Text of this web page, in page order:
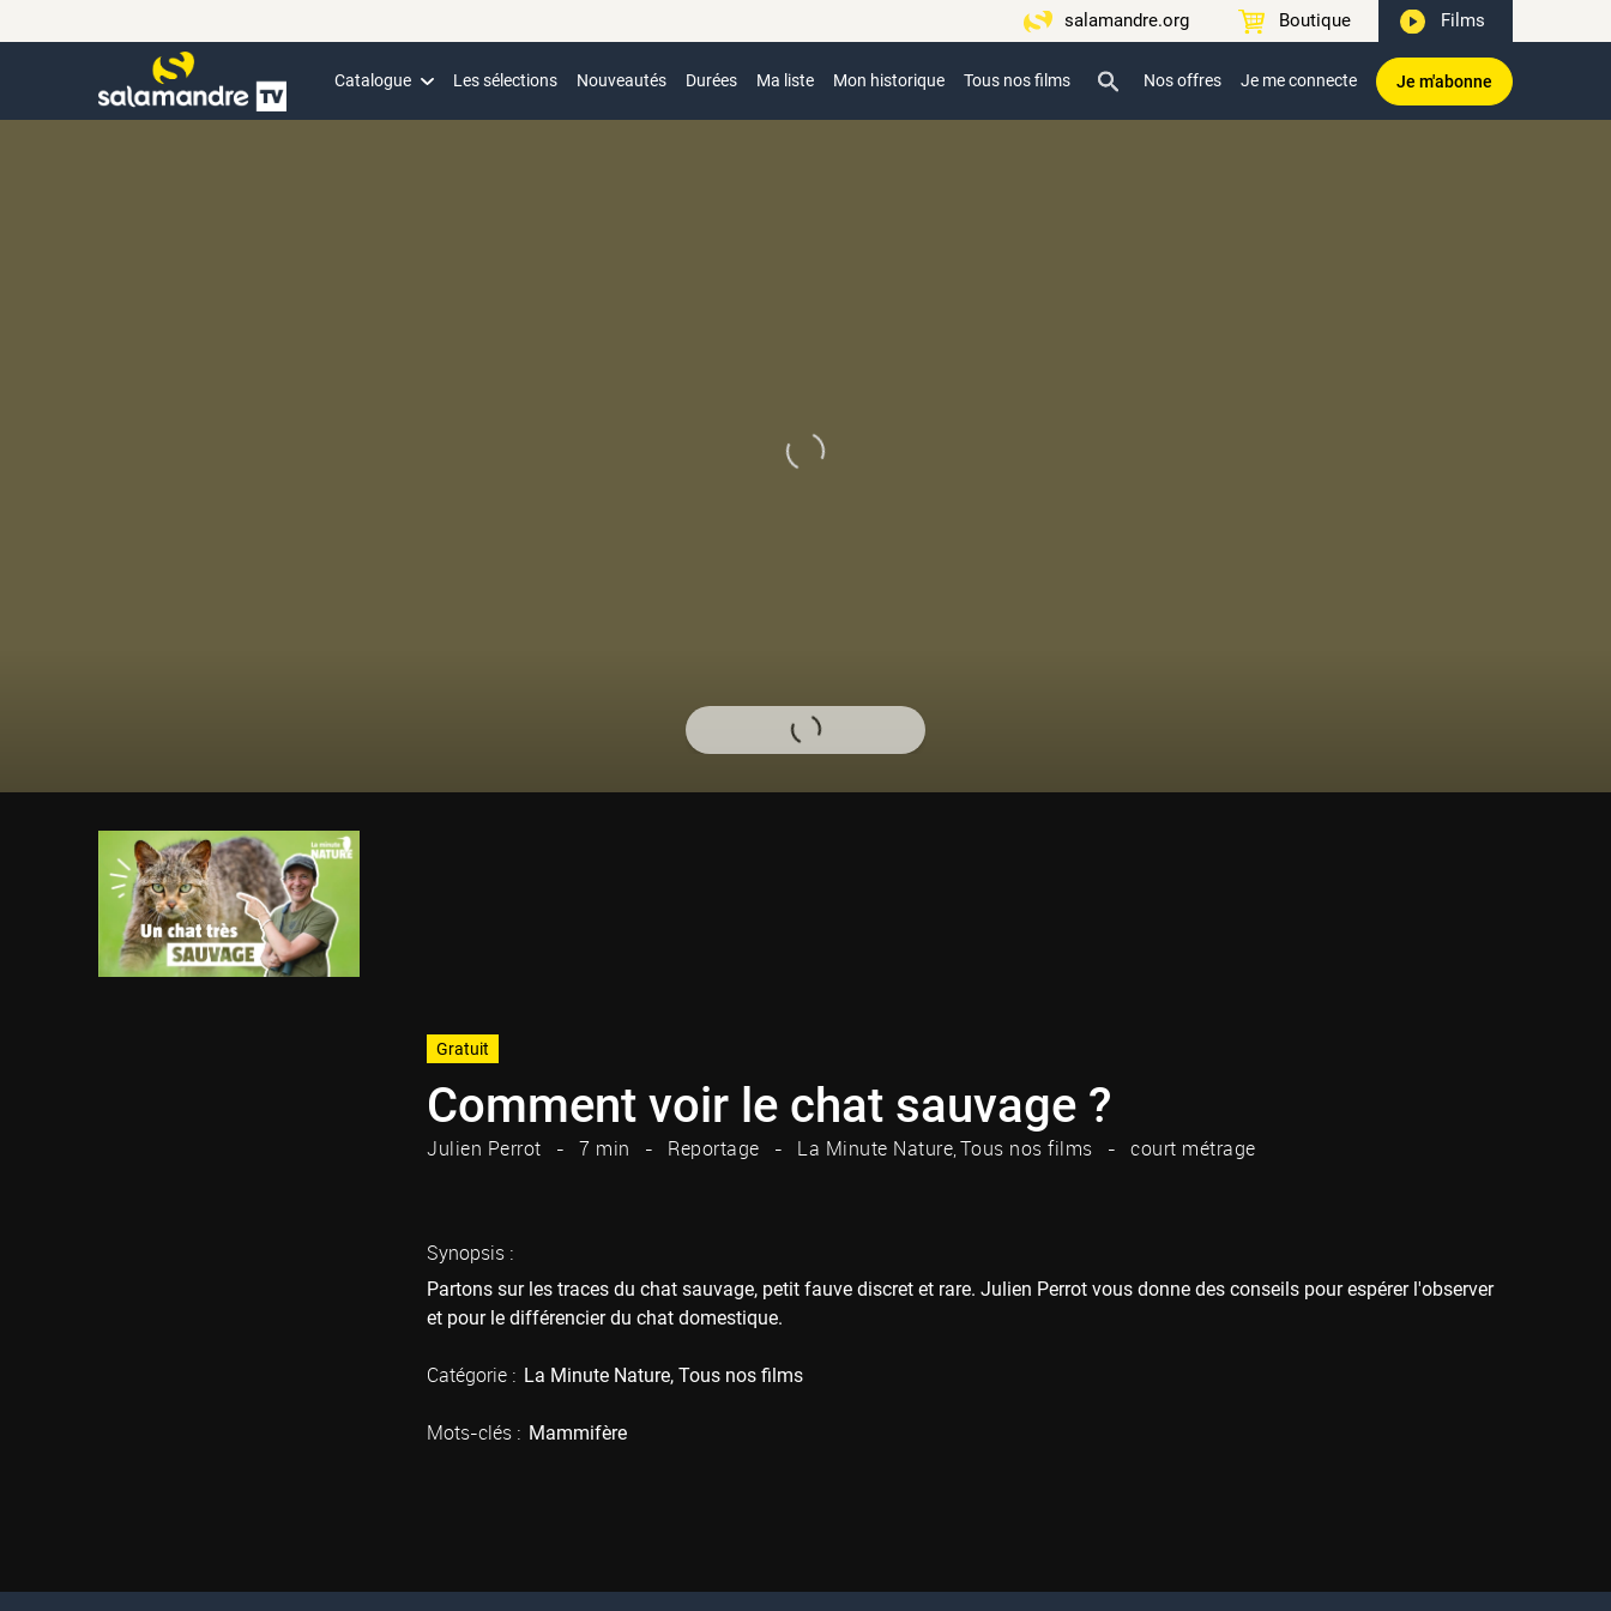
salamandre.org Boutique Films
Catalogue Les sélections Nouveautés Durées Ma liste Mon historique Tous nos films Nos offres Je me connecte Je m'abonne
Gratuit
Comment voir le chat sauvage ?
Julien Perrot 7 min Reportage La Minute Nature Tous nos films court métrage
Synopsis :
Partons sur les traces du chat sauvage, petit fauve discret et rare. Julien Perrot vous donne des conseils pour espérer l'observer
et pour le différencier du chat domestique.
Catégorie : La Minute Nature Tous nos films
Mots-clés : Mammifère